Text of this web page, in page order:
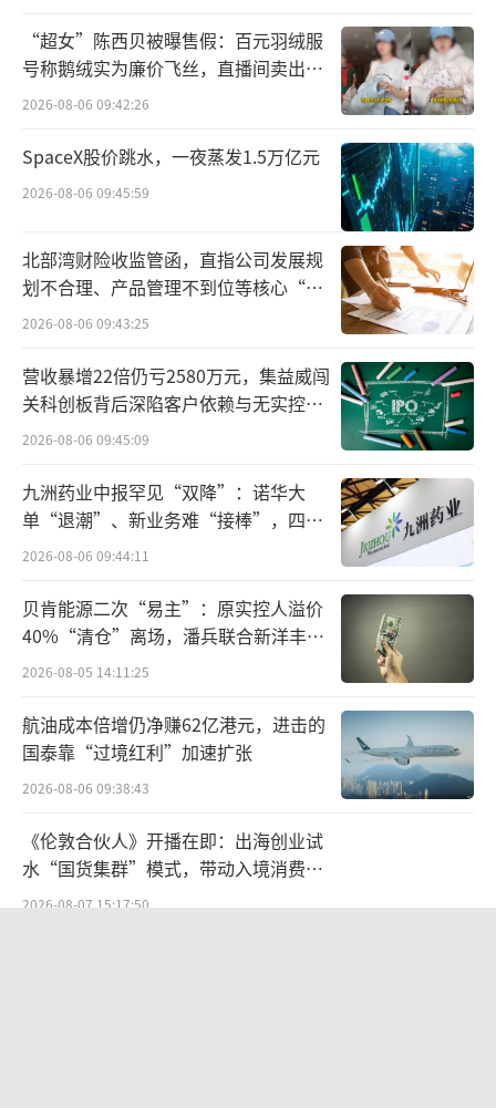
木薯成分”“‘酸辣粉’未检测出红薯成
分”的问题并不成立。
良品铺子也在其凌晨发布的澄清公告中
称，在官方启动调查的同时，公司也与生产
商、原料商进行了自查，调取和送检了“桂香
坚果藕粉”（210克）产品的12份检测报告，包
含举报人投诉的7月前的原料批次（3月10日、6
月20日批次），报告结论交叉验证，显示产品
合格，未检出木薯成分；针对“酸辣粉”（138
克）产品，公司也调取和送检了产品及原料的1
3份检测报告，包含举报人投诉同批次产品（8
合格，检出红薯成分。
对于此次事件，良品铺子表示，举报
人“松哥打虎”“赏金猎人灰烬”等人“大肆
炒作不实信息，对公司声誉及业务造成严重损
害”，并表示已收集并固定相关证据，将向公
依法追究其损害企业商业信誉及商品声誉的法
律责任。
可官方通报，反而态度十分坚决“硬刚”。11
月19日凌晨，“松哥打虎”发视频回应称通报
“超女”陈西贝被曝售假：百元羽绒服
号称鹅绒实为廉价飞丝，直播间卖出超
百万元
2026-08-06 09:42:26
SpaceX股价跳水，一夜蒸发1.5万亿元
2026-08-06 09:45:59
北部湾财险收监管函，直指公司发展规
划不合理、产品管理不到位等核心“痛
点”
2026-08-06 09:43:25
营收暴增22倍仍亏2580万元，集益威闯
关科创板背后深陷客户依赖与无实控人
困局
2026-08-06 09:45:09
九洲药业中报罕见“双降”：诺华大
单“退潮”、新业务难“接棒”，四大
难关待闯
2026-08-06 09:44:11
贝肯能源二次“易主”：原实控人溢价
40%“清仓”离场，潘兵联合新洋丰、
宏科百世拟入主
2026-08-05 14:11:25
航油成本倍增仍净赚62亿港元，进击的
国泰靠“过境红利”加速扩张
2026-08-06 09:38:43
《伦敦合伙人》开播在即：出海创业试
水“国货集群”模式，带动入境消费反
向种草
2026-08-07 15:17:50